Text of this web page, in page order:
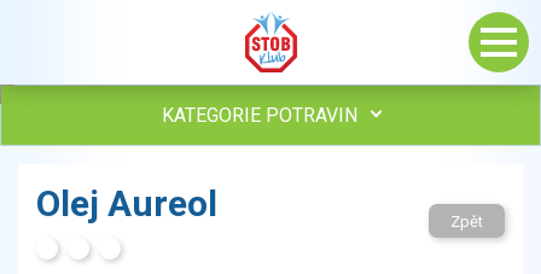
KATEGORIE POTRAVIN
Vejce
Olej Aureol Zpět